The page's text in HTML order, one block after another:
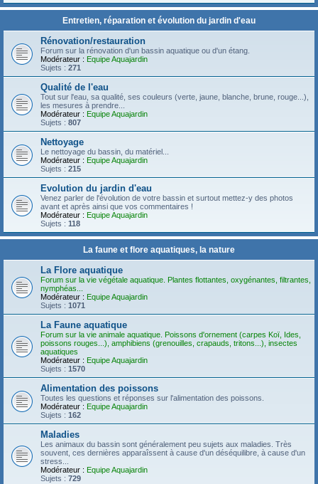
Entretien, réparation et évolution du jardin d'eau
Rénovation/restauration
Forum sur la rénovation d'un bassin aquatique ou d'un étang.
Modérateur : Equipe Aquajardin
Sujets : 271
Qualité de l'eau
Tout sur l'eau, sa qualité, ses couleurs (verte, jaune, blanche, brune, rouge...),
les mesures à prendre...
Modérateur : Equipe Aquajardin
Sujets : 807
Nettoyage
Le nettoyage du bassin, du matériel...
Modérateur : Equipe Aquajardin
Sujets : 215
Evolution du jardin d'eau
Venez parler de l'évolution de votre bassin et surtout mettez-y des photos
avant et après ainsi que vos commentaires !
Modérateur : Equipe Aquajardin
Sujets : 118
La faune et flore aquatiques, la nature
La Flore aquatique
Forum sur la vie végétale aquatique. Plantes flottantes, oxygénantes, filtrantes,
nymphéas...
Modérateur : Equipe Aquajardin
Sujets : 1071
La Faune aquatique
Forum sur la vie animale aquatique. Poissons d'ornement (carpes Koï, Ides,
poissons rouges...), amphibiens (grenouilles, crapauds, tritons...), insectes
aquatiques
Modérateur : Equipe Aquajardin
Sujets : 1570
Alimentation des poissons
Toutes les questions et réponses sur l'alimentation des poissons.
Modérateur : Equipe Aquajardin
Sujets : 162
Maladies
Les animaux du bassin sont généralement peu sujets aux maladies. Très
souvent, ces dernières apparaîssent à cause d'un déséquilibre, à cause d'un
stress...
Modérateur : Equipe Aquajardin
Sujets : 729